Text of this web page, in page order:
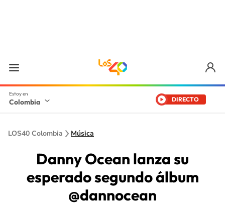
Colombia DIRECTO
LOS40 Colombia Música
Danny Ocean lanza su
esperado segundo álbum
@dannocean